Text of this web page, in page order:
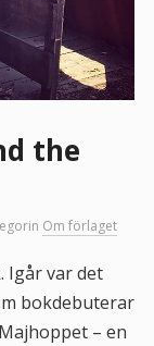
the
Om förlaget
Igår var det
bokdebuterar
– en